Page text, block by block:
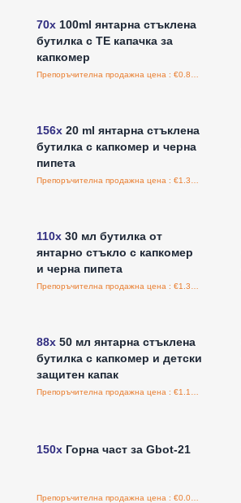
70x100ml янтарна стъклена
бутилка с TE капачка за
капкомер
156x20 ml янтарна стъклена
бутилка с капкомер и черна
пипета
110x30 мл бутилка от
янтарно стъкло с капкомер
и черна пипета
88x50 мл янтарна стъклена
бутилка с капкомер и детски
защитен капак
150xГорна част за Gbot-21
Препоръчителна продажна цена : €0.00/бройка